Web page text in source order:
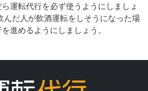
運転代行を必ず使うようにしましょ
んだ人が飲酒運転をしそうになった場
進めるようにしましょう。